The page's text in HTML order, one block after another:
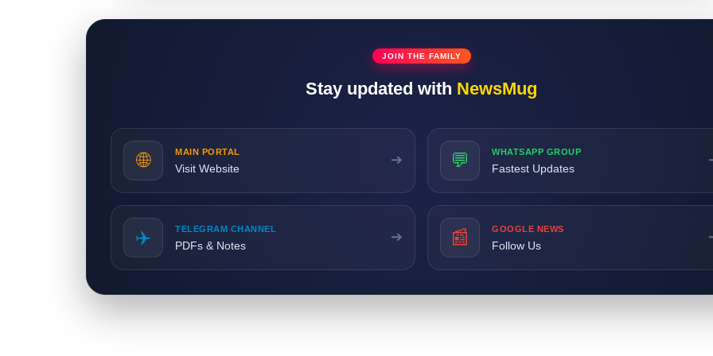
JOIN THE FAMILY
Stay updated with NewsMug
🌐 MAIN PORTAL
Visit Website
➔ 💬 WHATSAPP GROUP
Fastest Updates
✈️ TELEGRAM CHANNEL
PDFs & Notes
➔ 📰 GOOGLE NEWS
Follow Us